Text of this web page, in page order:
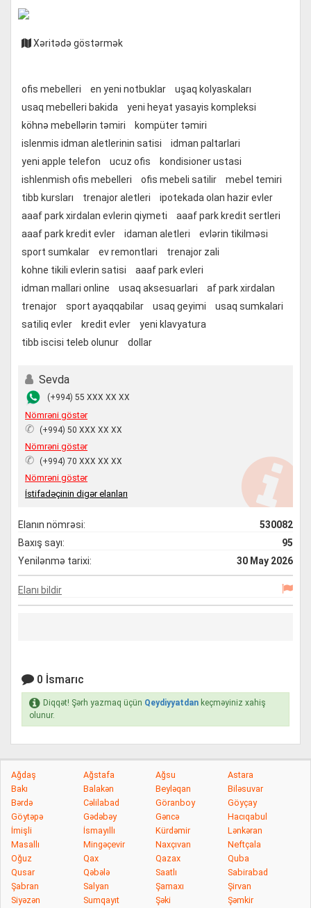
Xəritədə göstərmək
ofis mebelleri en yeni notbuklar
uşaq kolyaskaları
usaq mebelleri bakida
yeni heyat yasayis kompleksi
köhnə mebellərin təmiri
kompüter təmiri
islenmis idman aletlerinin satisi
idman paltarlari
yeni apple telefon
ucuz ofis
kondisioner ustasi
ishlenmish ofis mebelleri
ofis mebeli satilir
mebel temiri
tibb kursları
trenajor aletleri
ipotekada olan hazir evler
aaaf park xirdalan evlerin qiymeti
aaaf park kredit sertleri
aaaf park kredit evler
idaman aletleri
evlərin tikilməsi
sport sumkalar
ev remontlari
trenajor zali
kohne tikili evlerin satisi
aaaf park evleri
idman mallari online
usaq aksesuarlari
af park xirdalan
trenajor
sport ayaqqabilar usaq geyimi
usaq sumkalari
satiliq evler
kredit evler
yeni klavyatura
tibb iscisi teleb olunur
dollar
Sevda
(+994) 55 XXX XX XX
Nömrəni göstər
✆ (+994) 50 XXX XX XX
Nömrəni göstər
✆ (+994) 70 XXX XX XX
Nömrəni göstər
İstifadəçinin digər elanları
Elanın nömrəsi:
530082
Baxış sayı:
95
Yenilənmə tarixi:
30 May 2026
Elanı bildir
0 İsmarıc
Diqqət! Şərh yazmaq üçün Qeydiyyatdan keçməyiniz xahiş
olunur.
Ağdaş Ağstafa Ağsu
Astara
Bakı
Balakən Beyləqan
Biləsuvar
Bərdə
Cəlilabad Göranboy
Göyçay
Göytəpə
Gədəbəy Gəncə
Hacıqabul
İmişli
İsmayıllı Kürdəmir
Lənkəran
Masallı
Mingəçevir Naxçıvan
Neftçala
Oğuz
Qax Qazax
Quba
Qusar
Qəbələ Saatlı
Sabirabad
Şabran
Salyan Şamaxı
Şirvan
Siyəzən
Sumqayıt Şəki Şəmkir